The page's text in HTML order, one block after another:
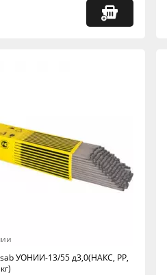
УОНИИ-13/55 д3,0(НАКС, РР,